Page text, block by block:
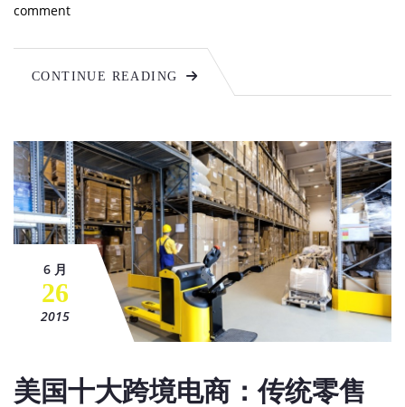
comment
CONTINUE READING
6 月
26
2015
美国十大跨境电商：传统零售